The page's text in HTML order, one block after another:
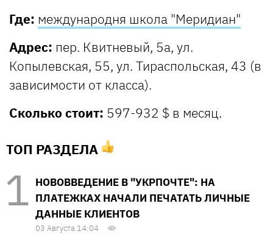
Где: международня школа "Меридиан"
Адрес: пер. Квитневый, 5а, ул.
Копылевская, 55, ул. Тираспольская, 43 (в
зависимости от класса).
Сколько стоит: 597-932 $ в месяц.
ТОП РАЗДЕЛА
НОВОВВЕДЕНИЕ В "УКРПОЧТЕ": НА
ПЛАТЕЖКАХ НАЧАЛИ ПЕЧАТАТЬ ЛИЧНЫЕ
ДАННЫЕ КЛИЕНТОВ
03 Августа 14:04